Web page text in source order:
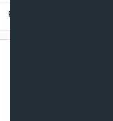
Produkto šiuo metu neturime.